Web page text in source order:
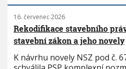
16. červenec 2026
Rekodifikace stavebního
stavební zákon a jeho novely
K návrhu novely NSZ pod č.